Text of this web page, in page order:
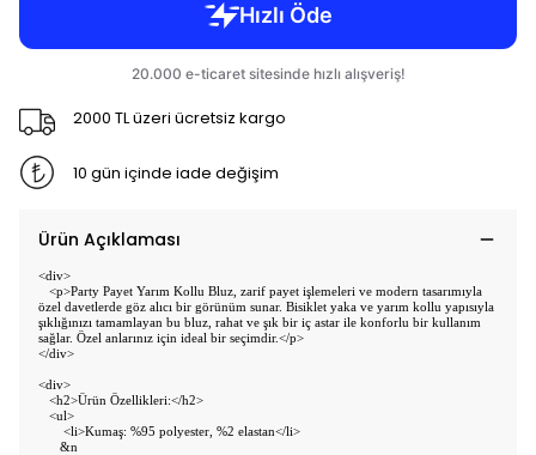
2000 TL üzeri ücretsiz kargo
10 gün içinde iade değişim
Ürün Açıklaması
<div>
<p>Party Payet Yarım Kollu Bluz, zarif payet işlemeleri ve modern tasarımıyla
özel davetlerde göz alıcı bir görünüm sunar. Bisiklet yaka ve yarım kollu yapısıyla
şıklığınızı tamamlayan bu bluz, rahat ve şık bir iç astar ile konforlu bir kullanım
sağlar. Özel anlarınız için ideal bir seçimdir.</p>
</div>
<div>
<h2>Ürün Özellikleri:</h2>
<ul>
<li>Kumaş: %95 polyester, %2 elastan</li>
&n